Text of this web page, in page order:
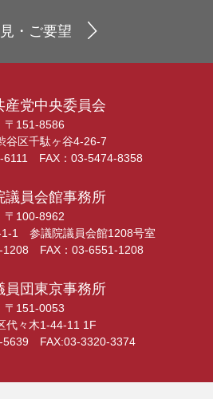
・ご要望
産党中央委員会
〒151-8586
谷区千駄ヶ谷4-26-7
6111 FAX：03-5474-8358
議員会館事務所
〒100-8962
1-1 参議院議員会館1208号室
1208 FAX：03-6551-1208
員団東京事務所
〒151-0053
代々木1-44-11 1F
5639 FAX:03-3320-3374